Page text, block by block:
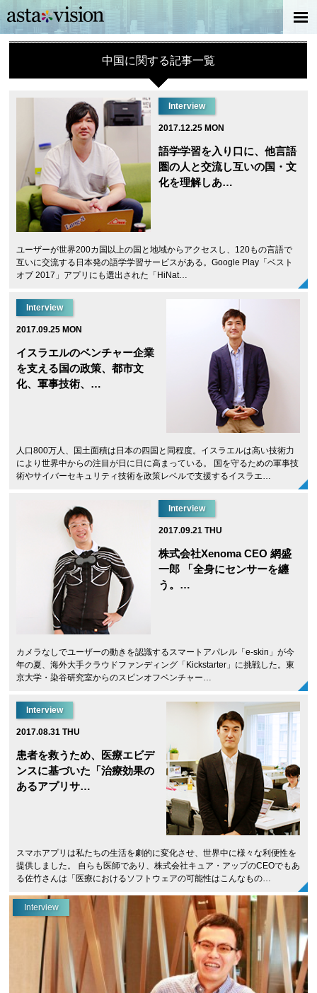
中国に関する記事一覧
Interview
2017.12.25 MON
語学学習を入り口に、他言語
圏の人と交流し互いの国・文
化を理解しあ…
ユーザーが世界200カ国以上の国と地域からアクセスし、120もの言語で
互いに交流する日本発の語学学習サービスがある。Google Play「ベスト
オブ 2017」アプリにも選出された「HiNat…
Interview
2017.09.25 MON
イスラエルのベンチャー企業
を支える国の政策、都市文
化、軍事技術、…
人口800万人、国土面積は日本の四国と同程度。イスラエルは高い技術力
により世界中からの注目が日に日に高まっている。 国を守るための軍事技
術やサイバーセキュリティ技術を政策レベルで支援するイスラエ…
Interview
2017.09.21 THU
株式会社Xenoma CEO 網盛
一郎 「全身にセンサーを纏
う。…
カメラなしでユーザーの動きを認識するスマートアパレル「e-skin」が今
年の夏、海外大手クラウドファンディング「Kickstarter」に挑戦した。東
京大学・染谷研究室からのスピンオフベンチャー…
Interview
2017.08.31 THU
患者を救うため、医療エビデ
ンスに基づいた「治療効果の
あるアプリサ…
スマホアプリは私たちの生活を劇的に変化させ、世界中に様々な利便性を
提供しました。 自らも医師であり、株式会社キュア・アップのCEOでもあ
る佐竹さんは「医療におけるソフトウェアの可能性はこんなもの…
Interview